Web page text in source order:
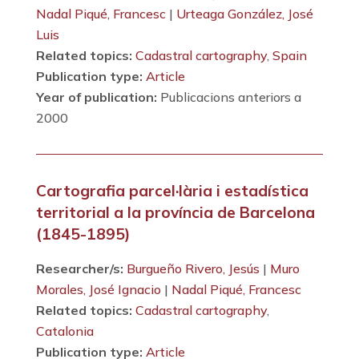
Nadal Piqué, Francesc | Urteaga González, José
Luis
Related topics: Cadastral cartography, Spain
Publication type: Article
Year of publication: Publicacions anteriors a
2000
Cartografia parcel·lària i estadística
territorial a la província de Barcelona
(1845-1895)
Researcher/s: Burgueño Rivero, Jesús | Muro
Morales, José Ignacio | Nadal Piqué, Francesc
Related topics: Cadastral cartography,
Catalonia
Publication type: Article